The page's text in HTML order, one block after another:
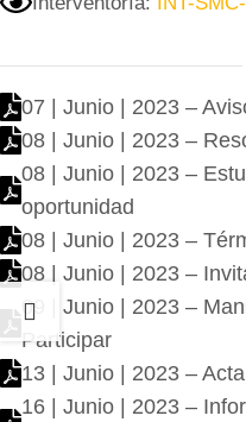
07 | Junio | 2023 –
08 | Junio | 2023 –
08 | Junio | 2023 –
oportunidad
08 | Junio | 2023 –
08 | Junio | 2023 –
09 | Junio | 2023 –
Participar
13 | Junio | 2023 –
16 | Junio | 2023 –